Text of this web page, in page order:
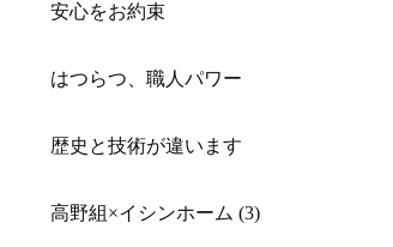
安心をお約束
はつらつ、職人パワー
歴史と技術が違います
高野組×イシンホーム (3)